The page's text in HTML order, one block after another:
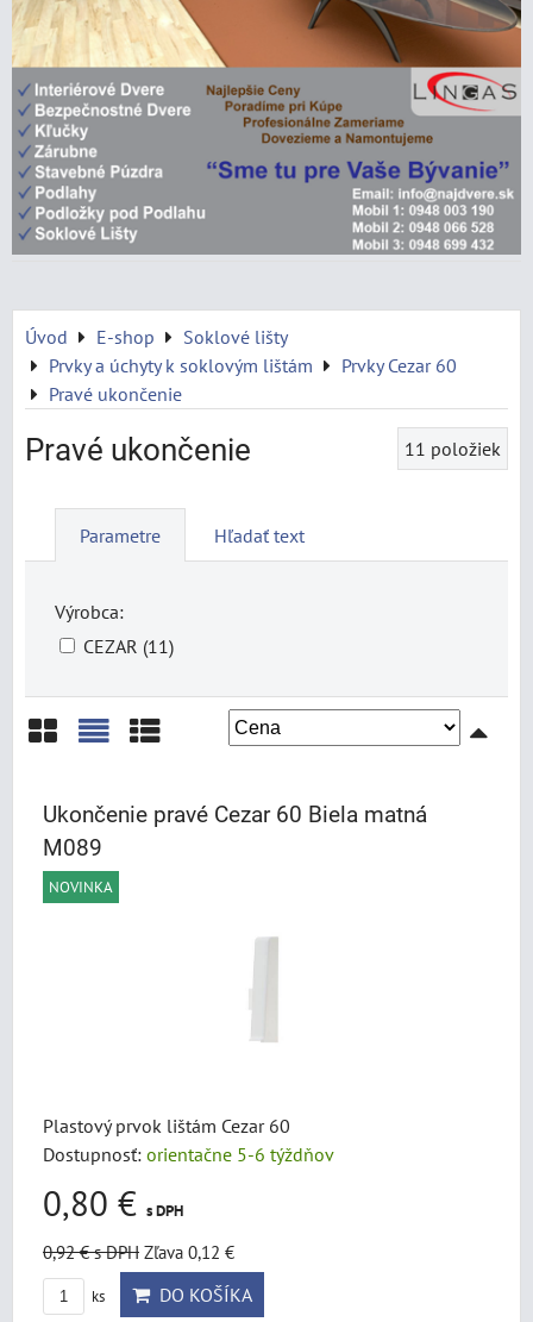
Úvod E-shop
Soklové lišty
Prvky a úchyty k soklovým lištám
Prvky Cezar 60
Pravé ukončenie
Pravé ukončenie 11 položiek
Parametre Hľadať text
Výrobca:
CEZAR (11)
Ukončenie pravé Cezar 60 Biela matná
M089
NOVINKA
Plastový prvok lištám Cezar 60
Dostupnosť: orientačne 5-6 týždňov
0,80 € s DPH
0,92 €s DPH Zľava 0,12 €
ks DO KOŠÍKA